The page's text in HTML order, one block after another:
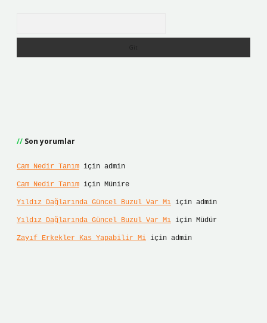
Son yorumlar
Cam Nedir Tanım için admin
Cam Nedir Tanım için Münire
Yıldız Dağlarında Güncel Buzul Var Mı için admin
Yıldız Dağlarında Güncel Buzul Var Mı için Müdür
Zayıf Erkekler Kas Yapabilir Mi için admin